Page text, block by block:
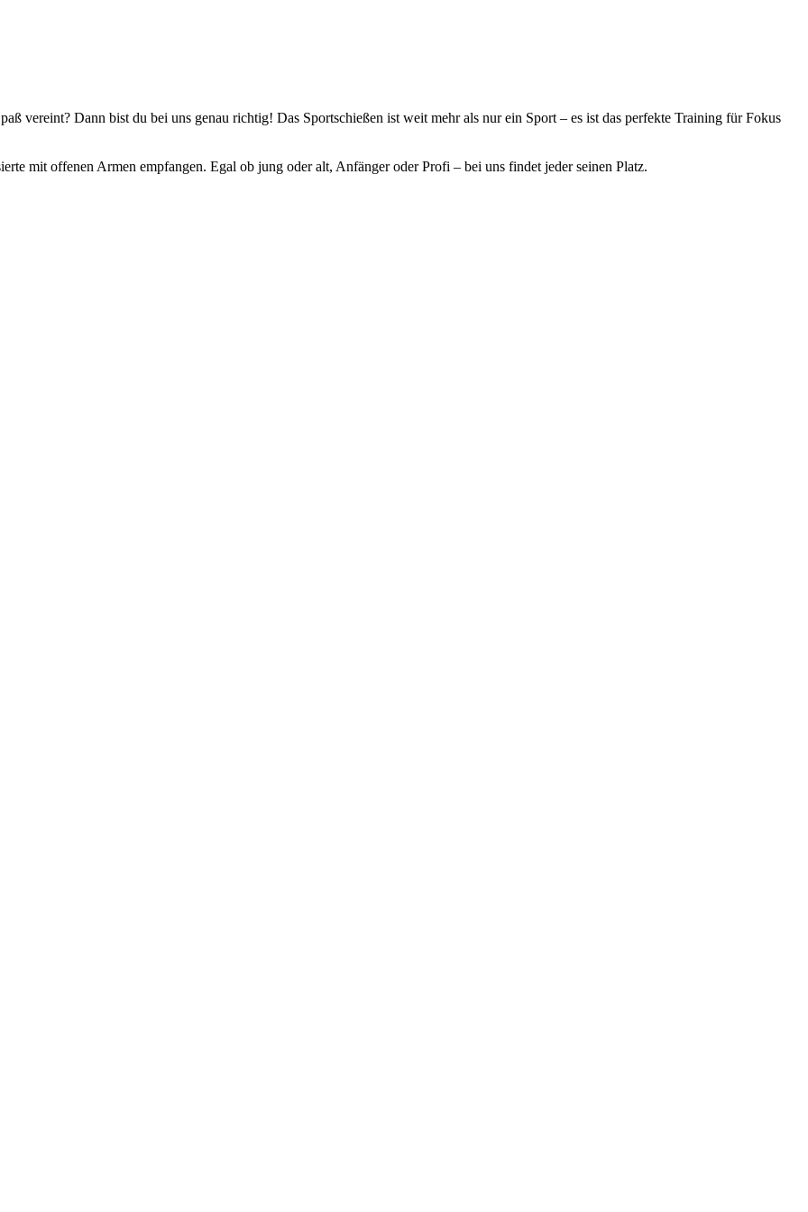
vereint? Dann bist du bei uns genau richtig! Das Sportschießen ist weit mehr als nur ein Sport – es ist das perfekte Training für Fokus
mit offenen Armen empfangen. Egal ob jung oder alt, Anfänger oder Profi – bei uns findet jeder seinen Platz.